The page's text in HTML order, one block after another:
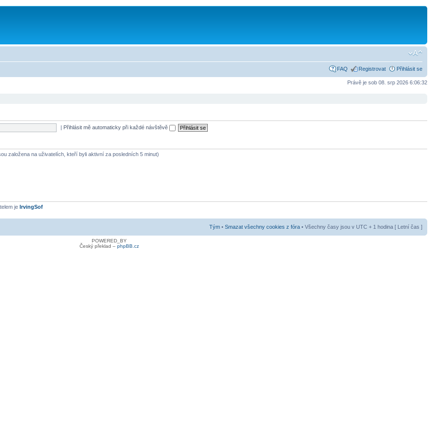
FAQ Registrovat Přihlásit se
Právě je sob 08. srp 2026 6:06:32
| Přihlásit mě automaticky při každé návštěvě
založena na uživatelích, kteří byli aktivní za posledních 5 minut)
je IrvingSof
Tým • Smazat všechny cookies z fóra • Všechny časy jsou v UTC + 1 hodina [ Letní čas ]
POWERED_BY
Český překlad – phpBB.cz